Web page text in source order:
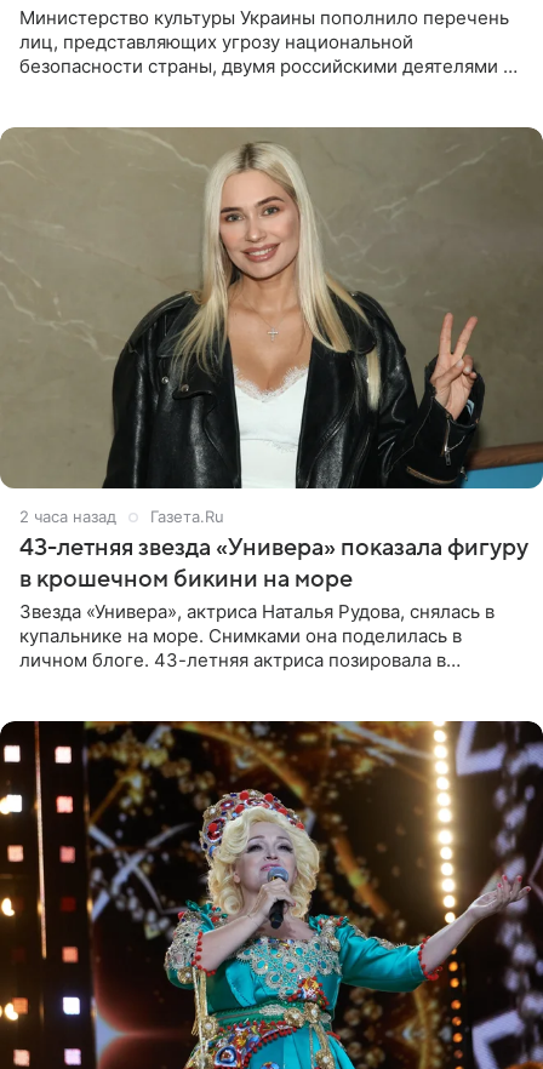
Министерство культуры Украины пополнило перечень
лиц, представляющих угрозу национальной
безопасности страны, двумя российскими деятелями —
2 часа назад Газета.Ru
43-летняя звезда «Универа» показала фигуру
в крошечном бикини на море
Звезда «Универа», актриса Наталья Рудова, снялась в
купальнике на море. Снимками она поделилась в
личном блоге. 43-летняя актриса позировала в